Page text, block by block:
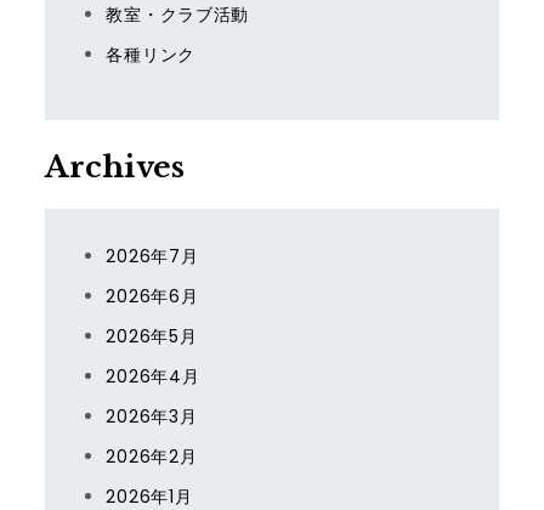
教室・クラブ活動
各種リンク
Archives
2026年7月
2026年6月
2026年5月
2026年4月
2026年3月
2026年2月
2026年1月